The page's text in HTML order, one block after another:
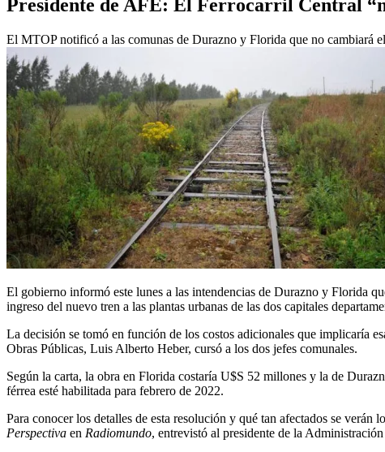
Presidente de AFE: El Ferrocarril Central
El MTOP notificó a las comunas de Durazno y Florida que no cambiará
El gobierno informó este lunes a las intendencias de Durazno y Florida
ingreso del nuevo tren a las plantas urbanas de las dos capitales
La decisión se tomó en función de los costos adicionales que implicaría
Obras Públicas, Luis Alberto Heber, cursó a los dos jefes comunales.
Según la carta, la obra en Florida costaría U$S 52 millones y la de
férrea esté habilitada para febrero de 2022.
Para conocer los detalles de esta resolución y qué tan afectados se
Perspectiva en Radiomundo, entrevistó al presidente de la